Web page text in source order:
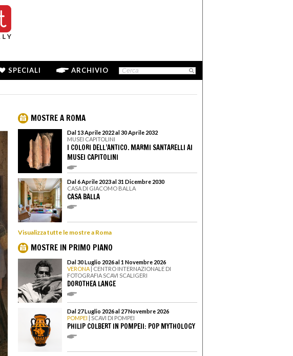
SPECIALI ARCHIVIO
MOSTRE A ROMA
Dal 13 Aprile 2022 al 30 Aprile 2032
MUSEI CAPITOLINI
I COLORI DELL’ANTICO. MARMI SANTARELLI AI
MUSEI CAPITOLINI
Dal 6 Aprile 2023 al 31 Dicembre 2030
CASA DI GIACOMO BALLA
CASA BALLA
Visualizza tutte le mostre a Roma
MOSTRE IN PRIMO PIANO
Dal 30 Luglio 2026 al 1 Novembre 2026
VERONA | CENTRO INTERNAZIONALE DI
FOTOGRAFIA SCAVI SCALIGERI
DOROTHEA LANGE
Dal 27 Luglio 2026 al 27 Novembre 2026
POMPEI | SCAVI DI POMPEI
PHILIP COLBERT IN POMPEII: POP MYTHOLOGY